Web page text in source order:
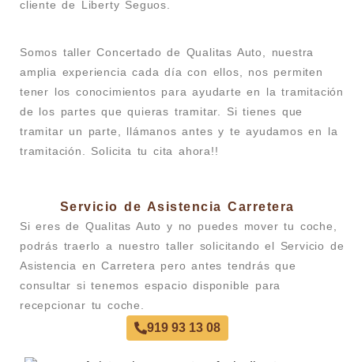
cliente de Liberty Seguos.
Somos taller Concertado de Qualitas Auto, nuestra
amplia experiencia cada día con ellos, nos permiten
tener los conocimientos para ayudarte en la tramitación
de los partes que quieras tramitar. Si tienes que
tramitar un parte, llámanos antes y te ayudamos en la
tramitación. Solicita tu cita ahora!!
Servicio de Asistencia Carretera
Si eres de Qualitas Auto y no puedes mover tu coche,
podrás traerlo a nuestro taller solicitando el Servicio de
Asistencia en Carretera pero antes tendrás que
consultar si tenemos espacio disponible para
recepcionar tu coche.
919 93 13 08